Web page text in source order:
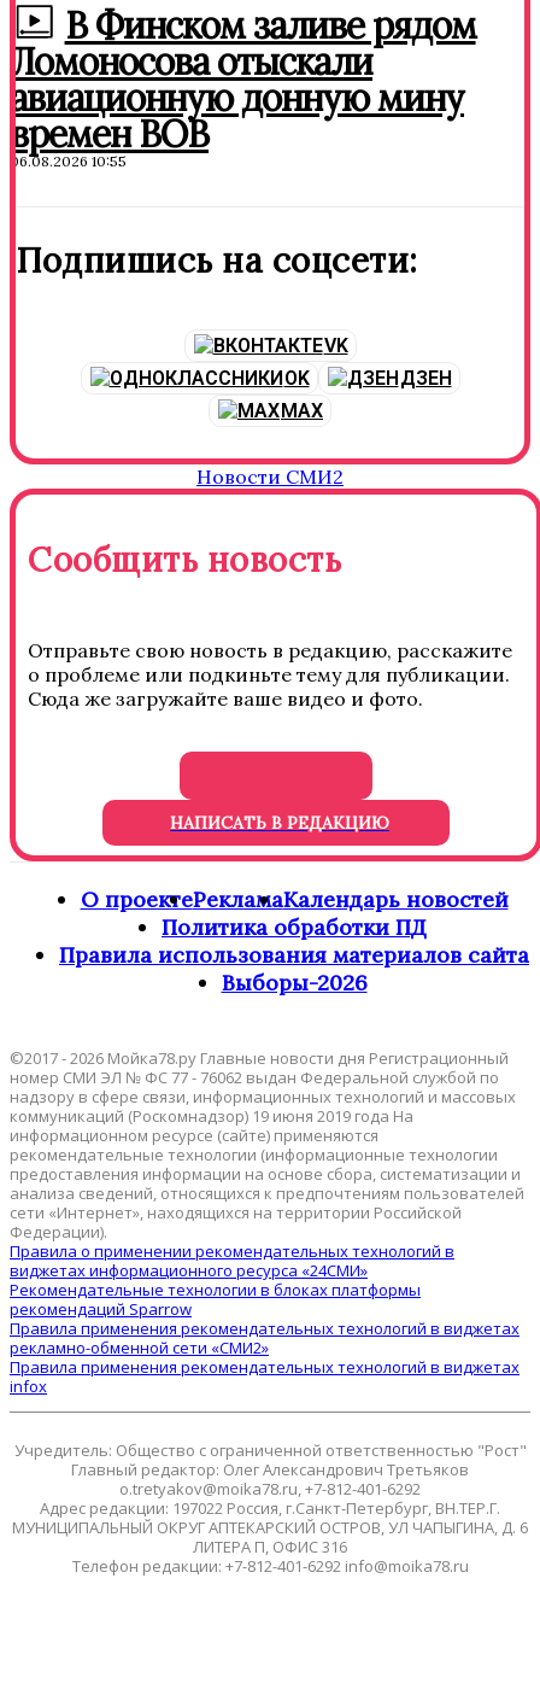
В Финском заливе рядом
Ломоносова отыскали
авиационную донную мину
времен ВОВ
06.08.2026 10:55
Подпишись на соцсети:
VK
OK
ДЗЕН
MAX
Новости СМИ2
Сообщить новость
Отправьте свою новость в редакцию, расскажите
о проблеме или подкиньте тему для публикации.
Сюда же загружайте ваше видео и фото.
НАПИСАТЬ В РЕДАКЦИЮ
О проектеРекламаКалендарь новостей
Политика обработки ПД
Правила использования материалов сайта
Выборы-2026
©2017 - 2026 Мойка78.ру Главные новости дня Регистрационный
номер СМИ ЭЛ № ФС 77 - 76062 выдан Федеральной службой по
надзору в сфере связи, информационных технологий и массовых
коммуникаций (Роскомнадзор) 19 июня 2019 года На
информационном ресурсе (сайте) применяются
рекомендательные технологии (информационные технологии
предоставления информации на основе сбора, систематизации и
анализа сведений, относящихся к предпочтениям пользователей
сети «Интернет», находящихся на территории Российской
Федерации).
Правила о применении рекомендательных технологий в
виджетах информационного ресурса «24СМИ»
Рекомендательные технологии в блоках платформы
рекомендаций Sparrow
Правила применения рекомендательных технологий в виджетах
рекламно-обменной сети «СМИ2»
Правила применения рекомендательных технологий в виджетах
infox
Учредитель: Общество с ограниченной ответственностью "Рост"
Главный редактор: Олег Александрович Третьяков
o.tretyakov@moika78.ru, +7-812-401-6292
Адрес редакции: 197022 Россия, г.Санкт-Петербург, ВН.ТЕР.Г.
МУНИЦИПАЛЬНЫЙ ОКРУГ АПТЕКАРСКИЙ ОСТРОВ, УЛ ЧАПЫГИНА, Д. 6
ЛИТЕРА П, ОФИС 316
Телефон редакции: +7-812-401-6292 info@moika78.ru